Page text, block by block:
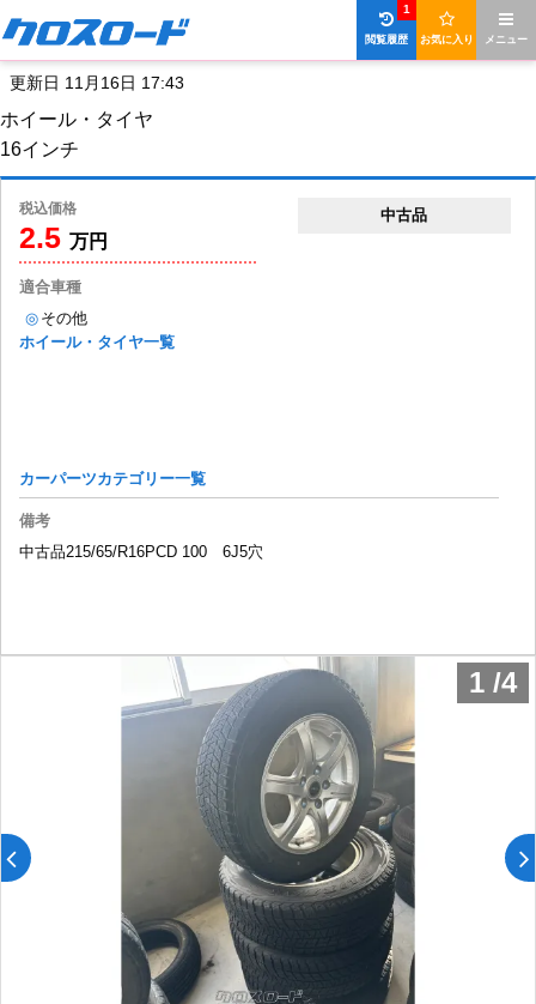
メニュー
お気に入り
閲覧履歴
1
更新日 11月16日 17:43
ホイール・タイヤ
16インチ
税込価格
2.5 万円
中古品
適合車種
◎ その他
ホイール・タイヤ一覧
カーパーツカテゴリー一覧
備考
中古品215/65/R16PCD 100 6J5穴
1 /4